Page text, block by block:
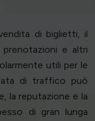
di biglietti, il
e altri
utili per le
di traffico può
la reputazione e la
di gran lunga